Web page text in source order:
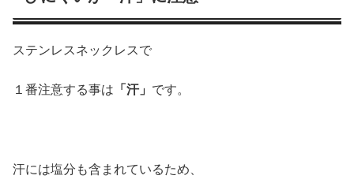
ステンレスネックレスで
１番注意する事は 「汗」 です。
汗には塩分も含まれているため、